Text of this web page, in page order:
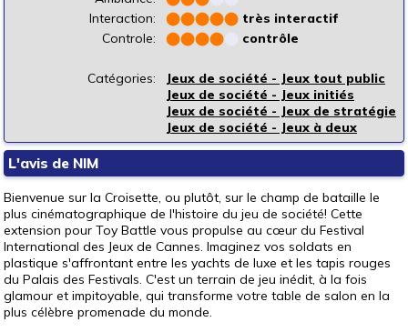
Interaction:
⬤⬤⬤⬤⬤ très interactif
Controle:
⬤⬤⬤⬤ contrôle
Catégories:
Jeux de société - Jeux tout public
Jeux de société - Jeux initiés
Jeux de société - Jeux de stratégie
Jeux de société - Jeux à deux
L'avis de NIM
Bienvenue sur la Croisette, ou plutôt, sur le champ de bataille le
plus cinématographique de l'histoire du jeu de société! Cette
extension pour Toy Battle vous propulse au cœur du Festival
International des Jeux de Cannes. Imaginez vos soldats en
plastique s'affrontant entre les yachts de luxe et les tapis rouges
du Palais des Festivals. C'est un terrain de jeu inédit, à la fois
glamour et impitoyable, qui transforme votre table de salon en la
plus célèbre promenade du monde.